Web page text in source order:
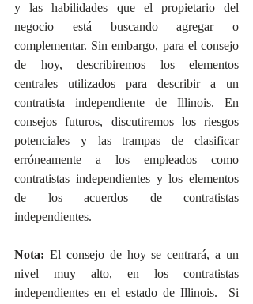
y las habilidades que el propietario del
negocio está buscando agregar o
complementar. Sin embargo, para el consejo
de hoy, describiremos los elementos
centrales utilizados para describir a un
contratista independiente de Illinois. En
consejos futuros, discutiremos los riesgos
potenciales y las trampas de clasificar
erróneamente a los empleados como
contratistas independientes y los elementos
de los acuerdos de contratistas
independientes.
Nota: El consejo de hoy se centrará, a un
nivel muy alto, en los contratistas
independientes en el estado de Illinois.  Si